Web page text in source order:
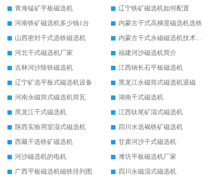
青海锰矿平板磁选机
辽宁铁矿磁选机如何配置
河南铁矿磁选机多少钱1台
内蒙古干式高梯度磁选机选铁
山西密封干式选铁磁选机
内蒙古干式永磁磁选机技术要求
河北干式磁选机厂家
福建河沙磁选机简介
吉林河沙除铁磁选机
江西钠长石平板磁选机
辽宁矿选平板式磁选机设备
黑龙江永磁筒式磁选机退磁
河南永磁筒式磁选机筒瓦
湖南干式磁选机
黑龙江干式磁选机
江西钛尾矿湿式磁选机
陕西实验用室湿式磁选机
四川水选褐铁矿磁选机
西藏干选铁矿磁选机
甘肃河沙干式磁选机
河沙磁选机的电机
潍坊平板磁选机厂家
广西平板磁选机磁铁排列图
四川永磁湿式磁选机